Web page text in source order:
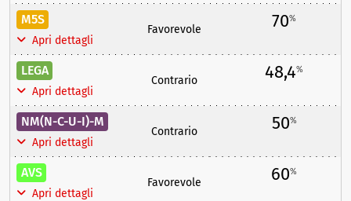
M5S
Apri dettagli
Favorevole 70%
LEGA
Apri dettagli
Contrario 48,4%
NM(N-C-U-I)-M
Apri dettagli
Contrario 50%
AVS
Apri dettagli
Favorevole 60%